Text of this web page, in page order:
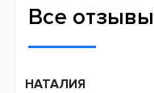
8800
Все отзывы
НАТАЛИЯ